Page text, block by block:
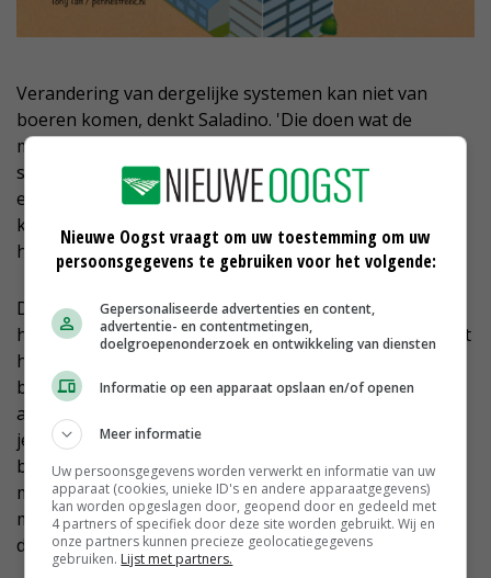
Verandering van dergelijke systemen kan niet van
boeren komen, denkt Saladino. 'Die doen wat de
maatschappij van ze vraagt, velen zitten klem in het
systeem. Ze kunnen de zaden zelf niet vermeerderen
en zijn afhankelijk van deze producenten. Al zijn er
kleinere, onafhankelijke boeren die meer flexibiliteit
hebben en daar ook gebruik van maken.'
De Steenhuijsen Piters betoogt een kritische kijk op
het huidige agrarische model. 'Je kunt je afvragen of dit
het enige denkbare bedrijfsmodel is. Neem Cargill, dat
bedrijf zit niet alleen aan de input- maar ook aan de
afnamekant. Dat klinkt ongezond. Het verbaast me dat
je daar vanuit de sector weinig over hoort. Met alle
begrip voor het lastige parket waarin boeren zitten,
maar het lijkt op tunnelvisie. Velen beseffen niet dat ze
meer keuzevrijheid nodig hebben, maar deze vanwege
dominante partijen niet krijgen.'
Nieuwe Oogst vraagt om uw toestemming om uw
persoonsgegevens te gebruiken voor het volgende:
Gepersonaliseerde advertenties en content,
advertentie- en contentmetingen,
doelgroepenonderzoek en ontwikkeling van diensten
Informatie op een apparaat opslaan en/of openen
Meer informatie
Uw persoonsgegevens worden verwerkt en informatie van uw
apparaat (cookies, unieke ID's en andere apparaatgegevens)
kan worden opgeslagen door, geopend door en gedeeld met
4 partners of specifiek door deze site worden gebruikt. Wij en
onze partners kunnen precieze geolocatiegegevens
gebruiken. Lijst met partners.